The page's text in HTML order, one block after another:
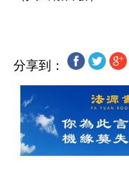
分享到：